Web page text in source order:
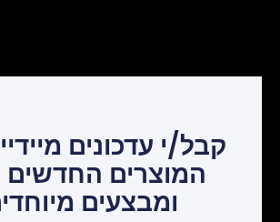
קבל/י עדכונים
המוצרים החדשים
ומבצעים